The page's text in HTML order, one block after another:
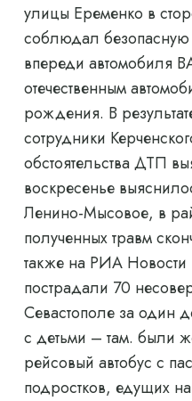
улицы Еременко в
соблюдал
впереди автомобиля
отечественным
рождения. В
сотрудники
обстоятельства ДТП
воскресенье
Ленино-Мысовое, в
полученных травм
также на РИА
пострадали 70
Севастополе за один
с детьми – там. были
рейсовый автобус с
подростков, едущих